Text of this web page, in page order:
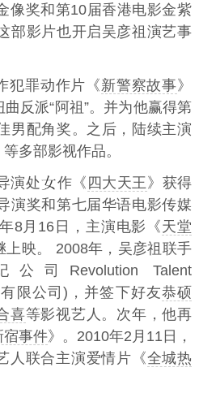
像奖和第10届香港电影金紫
部影片也开启吴彦祖演艺事
犯罪动作片《新警察故事》
曲反派“阿祖”。并为他赢得第
男配角奖。之后，陆续主演
等多部影视作品。
演处
作《 四大天王》获得
演奖和第七届华语电影传媒
8月16日，主演电影《天堂
上映。 2008年，吴彦祖联手
司Revolution Talent
限公司)，并签下好友恭硕
喜等影视艺人。次年，他再
宿事件》。2010年2月11日，
人联合主演爱情片《全城热